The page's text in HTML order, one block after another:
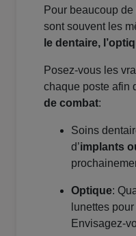
Pour beaucoup
sont souvent les
le dentaire,
Posez-vous les
chaque poste afin
de combat:
Soins
d’implants
Optique:
lunettes
Envisagez-